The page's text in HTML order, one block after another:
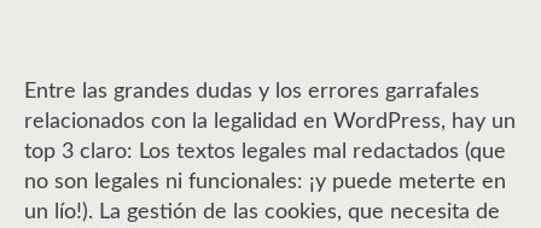
Entre las grandes dudas y los errores garrafales
relacionados con la legalidad en WordPress, hay un
top 3 claro: Los textos legales mal redactados (que
no son legales ni funcionales: ¡y puede meterte en
un lío!). La gestión de las cookies, que necesita de